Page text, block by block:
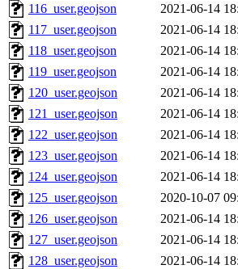
116_user.geojson
2021-06-14
117_user.geojson
2021-06-14
118_user.geojson
2021-06-14
119_user.geojson
2021-06-14
120_user.geojson
2021-06-14
121_user.geojson
2021-06-14
122_user.geojson
2021-06-14
123_user.geojson
2021-06-14
124_user.geojson
2021-06-14
125_user.geojson
2020-10-07
126_user.geojson
2021-06-14
127_user.geojson
2021-06-14
128_user.geojson
2021-06-14